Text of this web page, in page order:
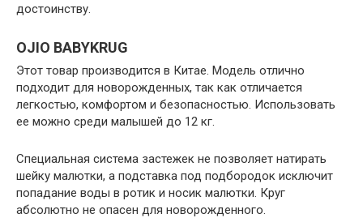
достоинству.
OJIO BABYKRUG
Этот товар производится в Китае. Модель отлично
подходит для новорожденных, так как отличается
легкостью, комфортом и безопасностью. Использовать
ее можно среди малышей до 12 кг.
Специальная система застежек не позволяет натирать
шейку малютки, а подставка под подбородок исключит
попадание воды в ротик и носик малютки. Круг
абсолютно не опасен для новорожденного.